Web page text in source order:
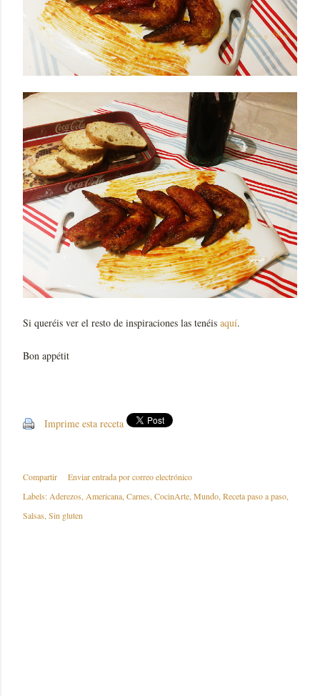
Si queréis ver el resto de inspiraciones las tenéis aquí.
Bon appétit
Imprime esta receta
Compartir
Enviar entrada por correo electrónico
Labels: Aderezos Americana Carnes CocinArte Mundo Receta paso a paso
Salsas Sin gluten